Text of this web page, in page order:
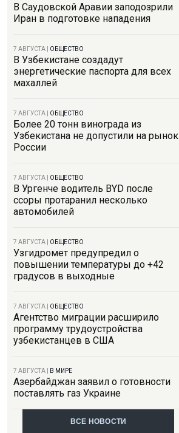
В Саудовской Аравии заподозрили
Иран в подготовке нападения
7 АВГУСТА ОБЩЕСТВО
В Узбекистане создадут
энергетические паспорта для всех
махаллей
7 АВГУСТА ОБЩЕСТВО
Более 20 тонн винограда из
Узбекистана не допустили на рынок
России
7 АВГУСТА ОБЩЕСТВО
В Ургенче водитель BYD после
ссоры протаранил несколько
автомобилей
7 АВГУСТА ОБЩЕСТВО
Узгидромет предупредил о
повышении температуры до +42
градусов в выходные
7 АВГУСТА ОБЩЕСТВО
Агентство миграции расширило
программу трудоустройства
узбекистанцев в США
7 АВГУСТА В МИРЕ
Азербайджан заявил о готовности
поставлять газ Украине
ВСЕ НОВОСТИ